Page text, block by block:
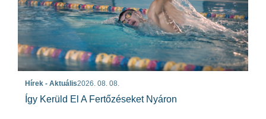
Hírek - Aktuális2026. 08. 08.
Így Kerüld El A Fertőzéseket Nyáron